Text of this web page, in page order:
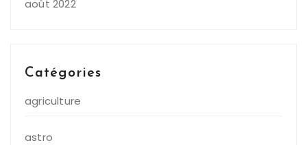
août 2022
Catégories
agriculture
astro